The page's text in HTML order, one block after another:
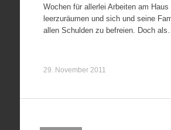
Wochen für allerlei Arbeiten am Haus
leerzuräumen und sich und seine
allen Schulden zu befreien. Doch
29. November 2011